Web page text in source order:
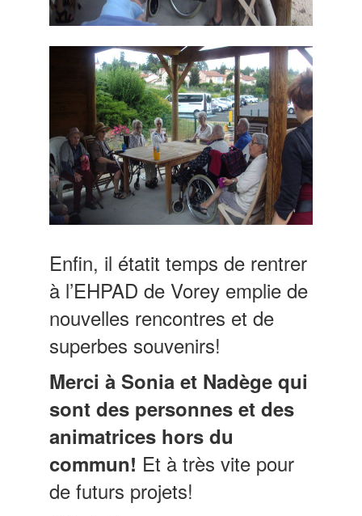
Enfin, il étatit temps de rentrer
à l’EHPAD de Vorey emplie de
nouvelles rencontres et de
superbes souvenirs!
Merci à Sonia et Nadège qui
sont des personnes et des
animatrices hors du
commun! Et à très vite pour
de futurs projets!